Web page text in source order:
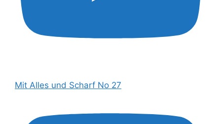
Mit Alles und Scharf No 27